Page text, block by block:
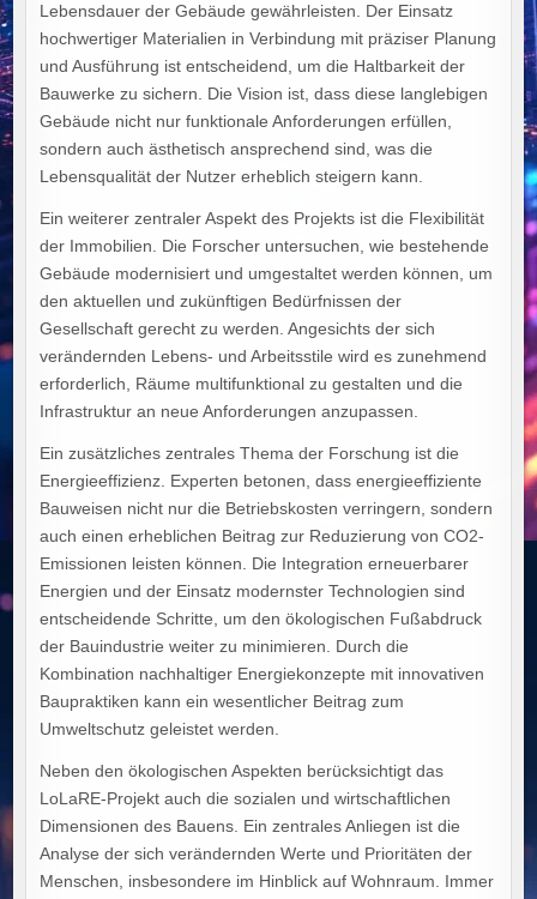
Lebensdauer der Gebäude gewährleisten. Der Einsatz
hochwertiger Materialien in Verbindung mit präziser Planung
und Ausführung ist entscheidend, um die Haltbarkeit der
Bauwerke zu sichern. Die Vision ist, dass diese langlebigen
Gebäude nicht nur funktionale Anforderungen erfüllen,
sondern auch ästhetisch ansprechend sind, was die
Lebensqualität der Nutzer erheblich steigern kann.
Ein weiterer zentraler Aspekt des Projekts ist die Flexibilität
der Immobilien. Die Forscher untersuchen, wie bestehende
Gebäude modernisiert und umgestaltet werden können, um
den aktuellen und zukünftigen Bedürfnissen der
Gesellschaft gerecht zu werden. Angesichts der sich
verändernden Lebens- und Arbeitsstile wird es zunehmend
erforderlich, Räume multifunktional zu gestalten und die
Infrastruktur an neue Anforderungen anzupassen.
Ein zusätzliches zentrales Thema der Forschung ist die
Energieeffizienz. Experten betonen, dass energieeffiziente
Bauweisen nicht nur die Betriebskosten verringern, sondern
auch einen erheblichen Beitrag zur Reduzierung von CO2-
Emissionen leisten können. Die Integration erneuerbarer
Energien und der Einsatz modernster Technologien sind
entscheidende Schritte, um den ökologischen Fußabdruck
der Bauindustrie weiter zu minimieren. Durch die
Kombination nachhaltiger Energiekonzepte mit innovativen
Baupraktiken kann ein wesentlicher Beitrag zum
Umweltschutz geleistet werden.
Neben den ökologischen Aspekten berücksichtigt das
LoLaRE-Projekt auch die sozialen und wirtschaftlichen
Dimensionen des Bauens. Ein zentrales Anliegen ist die
Analyse der sich verändernden Werte und Prioritäten der
Menschen, insbesondere im Hinblick auf Wohnraum. Immer